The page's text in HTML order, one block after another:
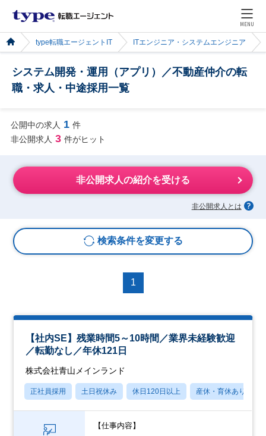
MENU
type転職エージェントIT ITエンジニア・システムエンジニア
システム開発・運用（アプリ）／不動産仲介の転
職・求人・中途採用一覧
公開中の求人 1 件
非公開求人 3 件がヒット
非公開求人の紹介を受ける
非公開求人とは
検索条件を変更する
1
【社内SE】残業時間5～10時間／業界未経験歓迎
／転勤なし／年休121日
株式会社青山メインランド
正社員採用 土日祝休み 休日120日以上 産休・育休あり
【仕事内容】